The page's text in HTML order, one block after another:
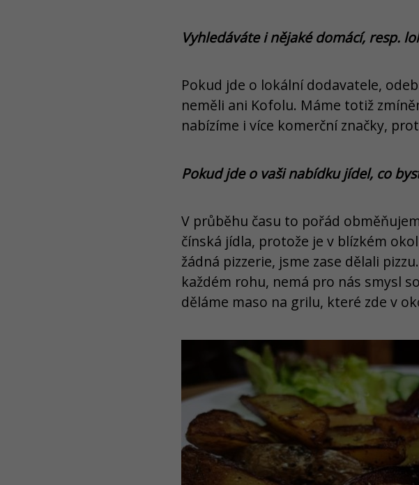
Vyhledáváte i nějaké domácí, resp.
Pokud jde o lokální dodavatele,
neměli ani Kofolu. Máme totiž
nabízíme i více komerční značky,
Pokud jde o vaši nabídku jídel, co
V průběhu času to pořád
čínská jídla, protože je v blízkém
žádná pizzerie, jsme zase dělali
každém rohu, nemá pro nás smysl
děláme maso na grilu, které zde v